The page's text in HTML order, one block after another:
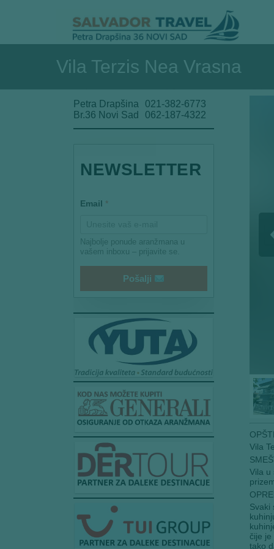
Vila Terzis Nea Vrasna
Vila
Vila u
Svaki
čije
tako
Petra Drapšina
Br.36 Novi Sad
021-382-6773
062-187-4322
m
a
E
i
l
NEWSLETTER
Email *
Najbolje ponude aranžmana u
vašem inboxu – prijavite se.
Pošalji